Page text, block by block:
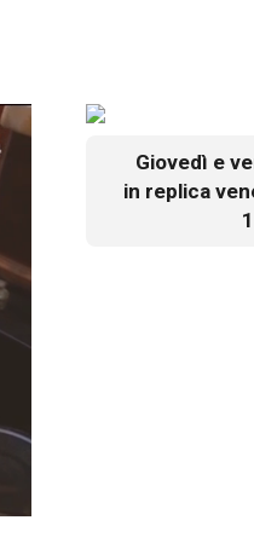
Giovedì e
in replica